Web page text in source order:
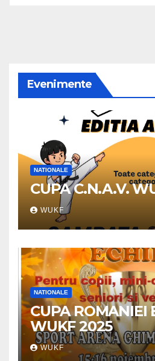
Evenimente
NATIONALE
CUPA C.N.A.V.
WUKF
NATIONALE
CUPA ROMANIEI
WUKF 2025
WUKF